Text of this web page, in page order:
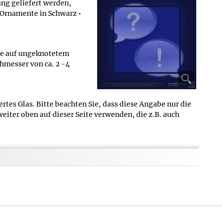
geliefert werden,
in Schwarz •
auf ungeknotetem
von ca. 2 -4
Glas. Bitte beachten Sie, dass diese Angabe nur die
oben auf dieser Seite verwenden, die z.B. auch
- diese lauten im Detail: im 12,0 x 9,0 cm großen
überprüfen Sie in den Detailangaben am Anfang